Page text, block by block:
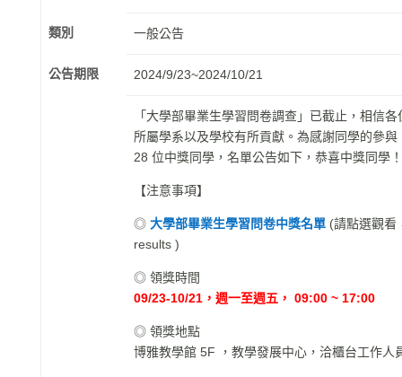
類別 一般公告
公告期限 2024/9/23~2024/10/21
「大學部畢業生學習問卷調查」已截止，相信
所屬學系以及學校有所貢獻。為感謝同學的參
28 位中獎同學，名單公告如下，恭喜中獎同學！
【注意事項】
◎ 大學部畢業生學習問卷中獎名單 (請點選觀看
results )
◎ 領獎時間
09/23-10/21，週一至週五， 09:00 ~ 17:00
◎ 領獎地點
博雅教學館 5F ，教學發展中心，洽櫃台工作人